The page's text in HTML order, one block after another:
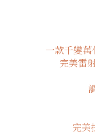
一款千變
完美雷
完美